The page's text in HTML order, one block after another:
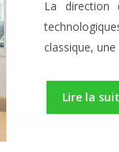
La direction
classique,
Lire la